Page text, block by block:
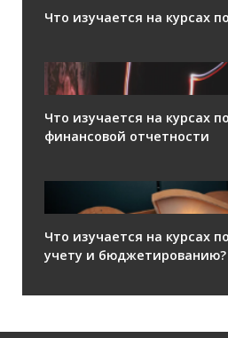
Что изучается на курсах
Что изучается на курсах
финансовой отчетности
Что изучается на курсах
учету и бюджетированию?